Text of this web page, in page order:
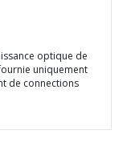
optique de
uniquement
de connections